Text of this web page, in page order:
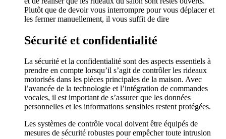
Plutôt que de devoir vous interrompre pour vous déplacer et
les fermer manuellement, il vous suffit de dire
Sécurité et confidentialité
La sécurité et la confidentialité sont des aspects essentiels à
prendre en compte lorsqu’il s’agit de contrôler les rideaux
motorisés dans les pièces principales de la maison. Avec
l’avancée de la technologie et l’intégration de commandes
vocales, il est important de s’assurer que les données
personnelles et les informations sensibles restent protégées.
Les systèmes de contrôle vocal doivent être équipés de
mesures de sécurité robustes pour empêcher toute intrusion